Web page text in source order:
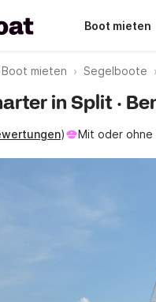
Boot mieten
Boot mieten Segelboote
in Split ·
) Mit oder ohne